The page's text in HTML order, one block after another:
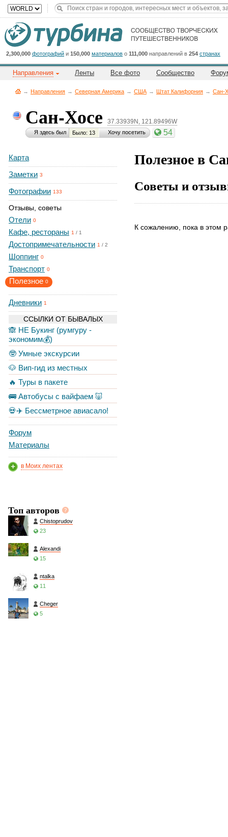
2,300,000 фотографий и 150,000 материалов о 111,000 направлений в 254 странах
Направления Ленты Все фото Сообщество
→ Направления → Северная Америка → CША → Штат Калифорния → Сан-
Сан-Хосе 37.33939N, 121.89496W
Я здесь был Было: 13 Хочу посетить 54
Карта
Заметки 3
Фотографии 133
Отзывы, советы
Отели 0
Кафе, рестораны 1 / 1
Достопримечательности 1 / 2
Шоппинг 0
Транспорт 0
Полезное 0
Дневники 1
ССЫЛКИ ОТ БЫВАЛЫХ
🙈 НЕ Букинг (румгуру -
экономим💰)
🤓 Умные экскурсии
🐶 Вип-гид из местных
🔥 Туры в пакете
🚌 Автобусы с вайфаем 🐷
💀✈️ Бессметрное авиасало!
Форум
Материалы
в Моих лентах
Топ авторов
Chistoprudov
23
Alexandi
15
ntalka
11
Cheger
5
Полезное в
Советы и
К сожалению, пока в этом
Cейчас
на
сайте:
Title
Button